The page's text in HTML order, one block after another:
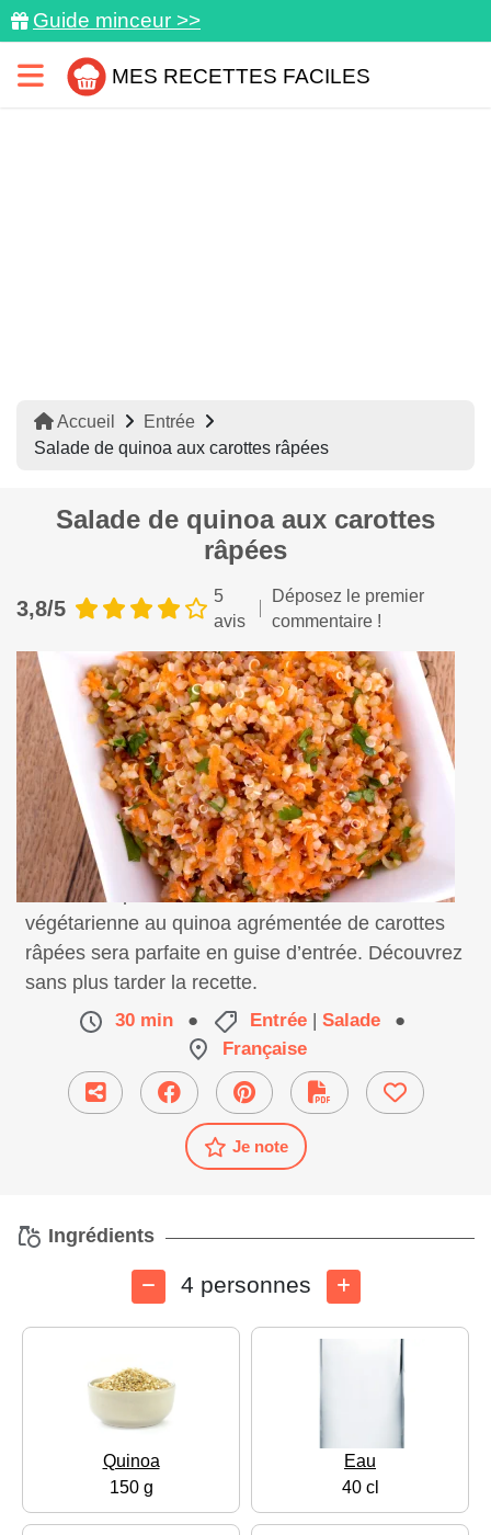
Guide minceur >>
MES RECETTES FACILES
Accueil
Entrée
Salade de quinoa aux carottes râpées
Salade de quinoa aux carottes
râpées
3,8/5
5
avis
Déposez le premier
commentaire !
Facile et rapide à réaliser, cette salade
végétarienne au quinoa agrémentée de carottes
râpées sera parfaite en guise d’entrée. Découvrez
sans plus tarder la recette.
30 min ● Entrée | Salade
●
Française
Je note
Ingrédients
4 personnes
Quinoa
150 g
Eau
40 cl